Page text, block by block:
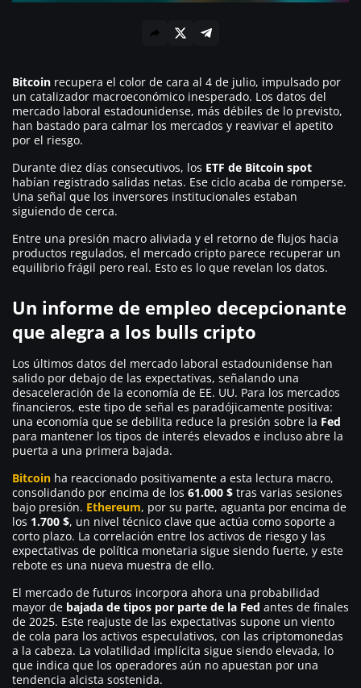
Bitcoin recupera el color de cara al 4 de julio, impulsado por
un catalizador macroeconómico inesperado. Los datos del
mercado laboral estadounidense, más débiles de lo previsto,
han bastado para calmar los mercados y reavivar el apetito
por el riesgo.
Durante diez días consecutivos, los ETF de Bitcoin spot
habían registrado salidas netas. Ese ciclo acaba de romperse.
Una señal que los inversores institucionales estaban
siguiendo de cerca.
Entre una presión macro aliviada y el retorno de flujos hacia
productos regulados, el mercado cripto parece recuperar un
equilibrio frágil pero real. Esto es lo que revelan los datos.
Un informe de empleo decepcionante
que alegra a los bulls cripto
Los últimos datos del mercado laboral estadounidense han
salido por debajo de las expectativas, señalando una
desaceleración de la economía de EE. UU. Para los mercados
financieros, este tipo de señal es paradójicamente positiva:
una economía que se debilita reduce la presión sobre la Fed
para mantener los tipos de interés elevados e incluso abre la
puerta a una primera bajada.
Bitcoin ha reaccionado positivamente a esta lectura macro,
consolidando por encima de los 61.000 $ tras varias sesiones
bajo presión. Ethereum, por su parte, aguanta por encima de
los 1.700 $, un nivel técnico clave que actúa como soporte a
corto plazo. La correlación entre los activos de riesgo y las
expectativas de política monetaria sigue siendo fuerte, y este
rebote es una nueva muestra de ello.
El mercado de futuros incorpora ahora una probabilidad
mayor de bajada de tipos por parte de la Fed antes de finales
de 2025. Este reajuste de las expectativas supone un viento
de cola para los activos especulativos, con las criptomonedas
a la cabeza. La volatilidad implícita sigue siendo elevada, lo
que indica que los operadores aún no apuestan por una
tendencia alcista sostenida.